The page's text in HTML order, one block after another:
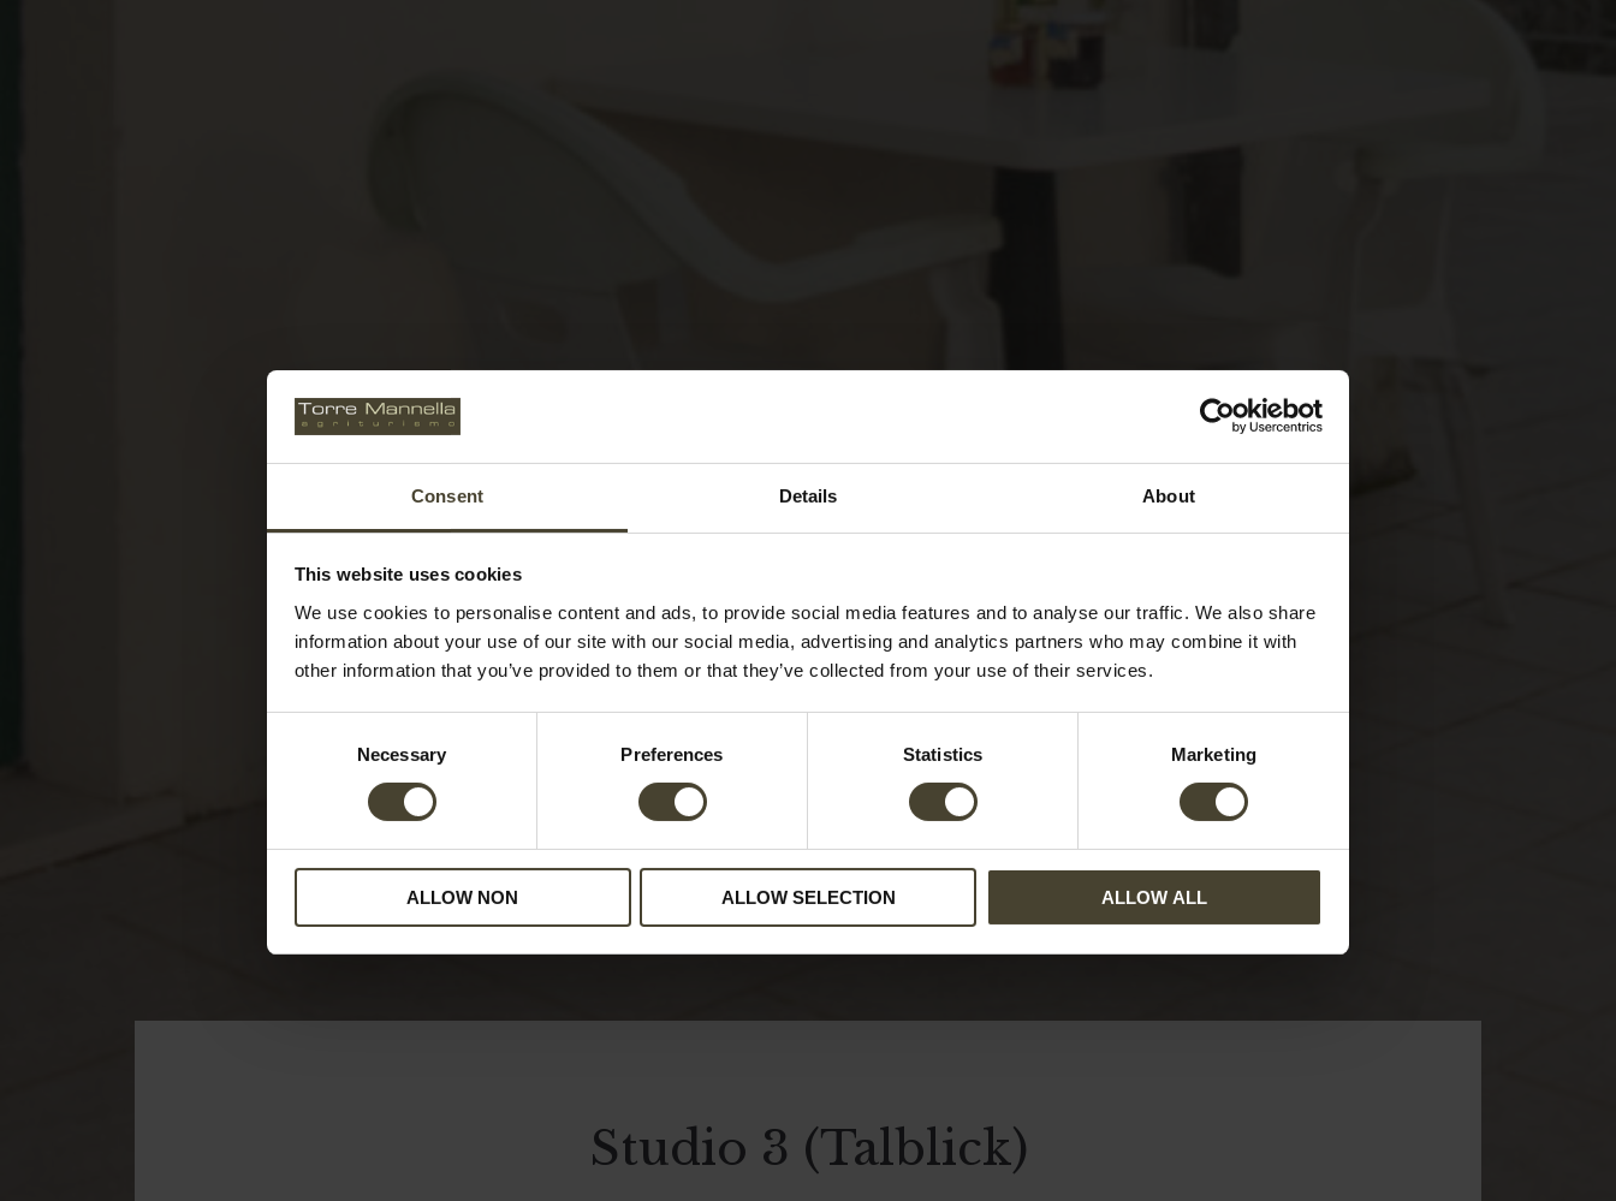
Consent Details About
This website uses cookies
We use cookies to personalise content and ads, to provide social media features and to analyse our traffic. We also share
information about your use of our site with our social media, advertising and analytics partners who may combine it with
other information that you’ve provided to them or that they’ve collected from your use of their services.
Necessary Preferences Statistics Marketing
ALLOW NON ALLOW SELECTION ALLOW ALL
Studio 3 (Talblick)